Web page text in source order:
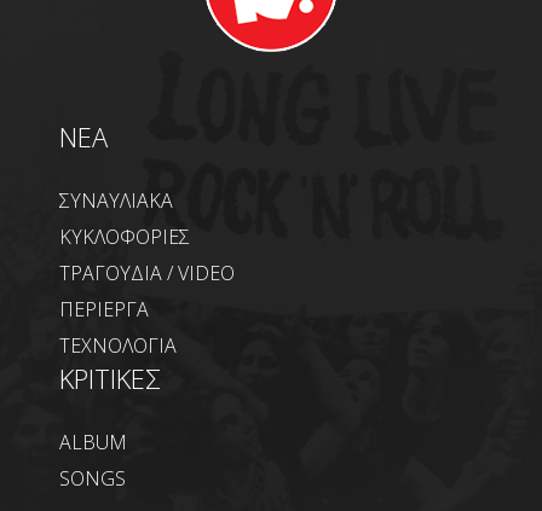
NEA
ΣΥΝΑΥΛΙΑΚΑ
ΚΥΚΛΟΦΟΡΙΕΣ
ΤΡΑΓΟΥΔΙΑ / VIDEO
ΠΕΡΙΕΡΓΑ
ΤΕΧΝΟΛΟΓΙΑ
ΚΡΙΤΙΚΕΣ
ALBUM
SONGS